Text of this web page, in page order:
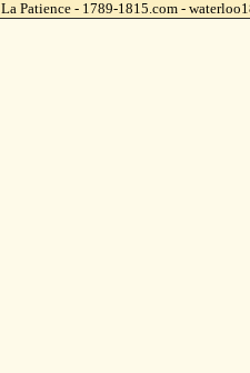
La Patience - 1789-1815.com -